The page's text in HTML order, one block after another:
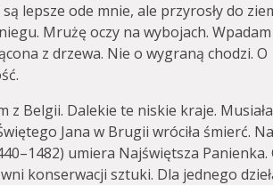
lepsze ode mnie, ale przyrosły do
Mrużę oczy na wybojach.
z drzewa. Nie o wygraną chodzi. O
z Belgii. Dalekie te niskie kraje.
Jana w Brugii wróciła śmierć.
umiera Najświętsza Panienka.
konserwacji sztuki. Dla jednego